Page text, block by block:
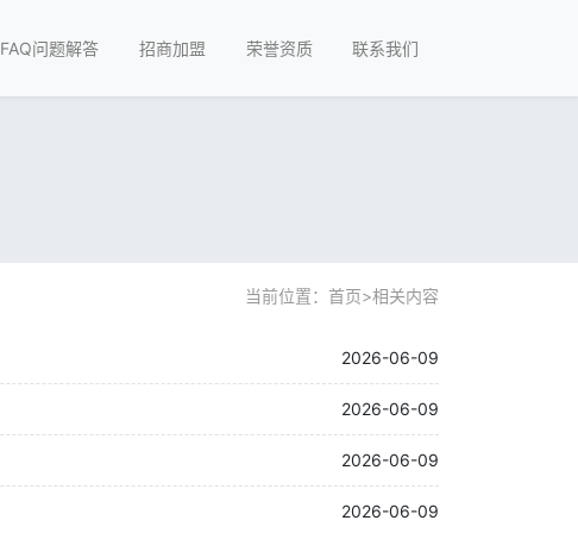
FAQ问题解答 招商加盟 荣誉资质 联系我们
当前位置： 首页>相关内容
2026-06-09
2026-06-09
2026-06-09
2026-06-09